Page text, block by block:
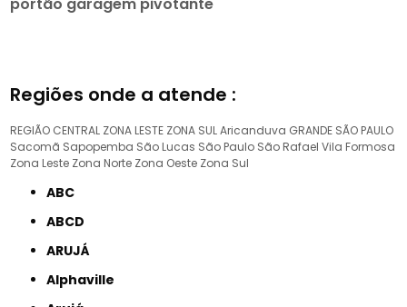
Regiões onde a atende :
REGIÃO CENTRAL ZONA LESTE ZONA SULAricanduva GRANDE SÃO PAULO
Sacomã Sapopemba São Lucas São Paulo São Rafael Vila Formosa
Zona Leste Zona Norte Zona Oeste Zona Sul
ABC
ABCD
ARUJÁ
Alphaville